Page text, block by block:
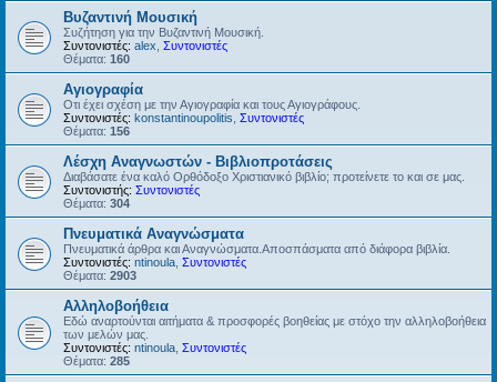
Βυζαντινή Μουσική
Συζήτηση για την Βυζαντινή Μουσική.
Συντονιστές: alex Συντονιστές
Θέματα: 160
Αγιογραφία
Οτι έχει σχέση με την Αγιογραφία και τους Αγιογράφους.
Συντονιστές: konstantinoupolitis Συντονιστές
Θέματα: 156
Λέσχη Αναγνωστών - Βιβλιοπροτάσεις
Διαβάσατε ένα καλό Ορθόδοξο Χριστιανικό βιβλίο; προτείνετε το και σε μας.
Συντονιστής: Συντονιστές
Θέματα: 304
Πνευματικά Αναγνώσματα
Πνευματικά άρθρα και Αναγνώσματα.Αποσπάσματα από διάφορα βιβλία.
Συντονιστές: ntinoula Συντονιστές
Θέματα: 2903
Αλληλοβοήθεια
Εδώ αναρτούνται αιτήματα & προσφορές βοηθείας με στόχο την αλληλοβοήθεια
των μελών μας.
Συντονιστές: ntinoula Συντονιστές
Θέματα: 285